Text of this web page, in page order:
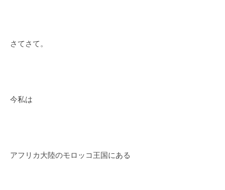
さてさて。
今私は
アフリカ大陸のモロッコ王国にある